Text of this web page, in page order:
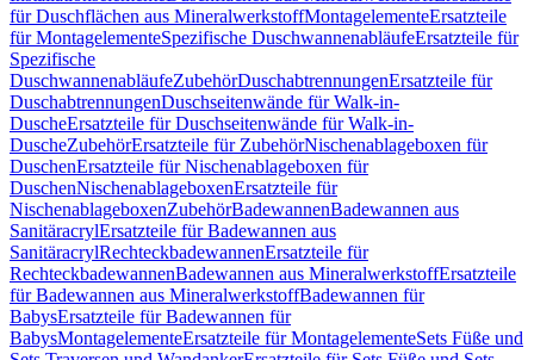
für Duschflächen aus MineralwerkstoffMontagelementeErsatzteile
für MontagelementeSpezifische DuschwannenabläufeErsatzteile für
Spezifische
DuschwannenabläufeZubehörDuschabtrennungenErsatzteile für
DuschabtrennungenDuschseitenwände für Walk-in-
DuscheErsatzteile für Duschseitenwände für Walk-in-
DuscheZubehörErsatzteile für ZubehörNischenablageboxen für
DuschenErsatzteile für Nischenablageboxen für
DuschenNischenablageboxenErsatzteile für
NischenablageboxenZubehörBadewannenBadewannen aus
SanitäracrylErsatzteile für Badewannen aus
SanitäracrylRechteckbadewannenErsatzteile für
RechteckbadewannenBadewannen aus MineralwerkstoffErsatzteile
für Badewannen aus MineralwerkstoffBadewannen für
BabysErsatzteile für Badewannen für
BabysMontagelementeErsatzteile für MontagelementeSets Füße und